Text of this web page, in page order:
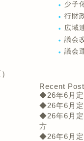
少子
行財
広域
議会
議会
Recent
◆26年6月
◆26年6月
◆26年6月
方
◆26年6月